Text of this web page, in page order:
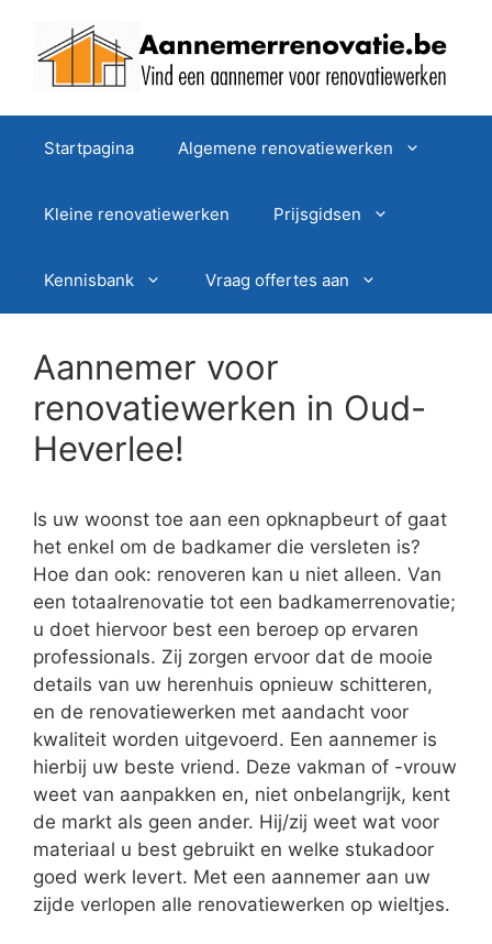
Startpagina Algemene renovatiewerken
Kleine renovatiewerken Prijsgidsen
Kennisbank Vraag offertes aan
Aannemer voor
renovatiewerken in Oud-
Heverlee!
Is uw woonst toe aan een opknapbeurt of gaat
het enkel om de badkamer die versleten is?
Hoe dan ook: renoveren kan u niet alleen. Van
een totaalrenovatie tot een badkamerrenovatie;
u doet hiervoor best een beroep op ervaren
professionals. Zij zorgen ervoor dat de mooie
details van uw herenhuis opnieuw schitteren,
en de renovatiewerken met aandacht voor
kwaliteit worden uitgevoerd. Een aannemer is
hierbij uw beste vriend. Deze vakman of -vrouw
weet van aanpakken en, niet onbelangrijk, kent
de markt als geen ander. Hij/zij weet wat voor
materiaal u best gebruikt en welke stukadoor
goed werk levert. Met een aannemer aan uw
zijde verlopen alle renovatiewerken op wieltjes.